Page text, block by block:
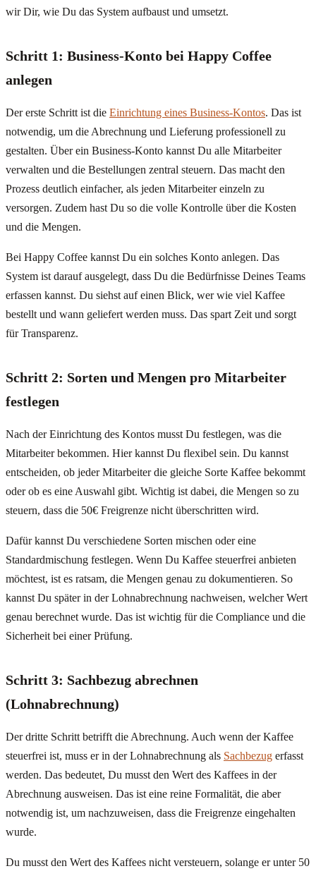
wir Dir, wie Du das System aufbaust und umsetzt.
Schritt 1: Business-Konto bei Happy Coffee
anlegen
Der erste Schritt ist die Einrichtung eines Business-Kontos. Das ist
notwendig, um die Abrechnung und Lieferung professionell zu
gestalten. Über ein Business-Konto kannst Du alle Mitarbeiter
verwalten und die Bestellungen zentral steuern. Das macht den
Prozess deutlich einfacher, als jeden Mitarbeiter einzeln zu
versorgen. Zudem hast Du so die volle Kontrolle über die Kosten
und die Mengen.
Bei Happy Coffee kannst Du ein solches Konto anlegen. Das
System ist darauf ausgelegt, dass Du die Bedürfnisse Deines Teams
erfassen kannst. Du siehst auf einen Blick, wer wie viel Kaffee
bestellt und wann geliefert werden muss. Das spart Zeit und sorgt
für Transparenz.
Schritt 2: Sorten und Mengen pro Mitarbeiter
festlegen
Nach der Einrichtung des Kontos musst Du festlegen, was die
Mitarbeiter bekommen. Hier kannst Du flexibel sein. Du kannst
entscheiden, ob jeder Mitarbeiter die gleiche Sorte Kaffee bekommt
oder ob es eine Auswahl gibt. Wichtig ist dabei, die Mengen so zu
steuern, dass die 50€ Freigrenze nicht überschritten wird.
Dafür kannst Du verschiedene Sorten mischen oder eine
Standardmischung festlegen. Wenn Du Kaffee steuerfrei anbieten
möchtest, ist es ratsam, die Mengen genau zu dokumentieren. So
kannst Du später in der Lohnabrechnung nachweisen, welcher Wert
genau berechnet wurde. Das ist wichtig für die Compliance und die
Sicherheit bei einer Prüfung.
Schritt 3: Sachbezug abrechnen
(Lohnabrechnung)
Der dritte Schritt betrifft die Abrechnung. Auch wenn der Kaffee
steuerfrei ist, muss er in der Lohnabrechnung als Sachbezug erfasst
werden. Das bedeutet, Du musst den Wert des Kaffees in der
Abrechnung ausweisen. Das ist eine reine Formalität, die aber
notwendig ist, um nachzuweisen, dass die Freigrenze eingehalten
wurde.
Du musst den Wert des Kaffees nicht versteuern, solange er unter 50